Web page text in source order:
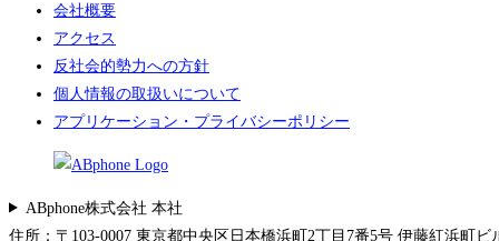
会社概要
アクセス
反社会的勢力への方針
個人情報の取扱いについて
アプリケーション・プライバシーポリシー
ABphone株式会社 本社
住所：〒103-0007 東京都中央区日本橋浜町2丁目7番5号 伊藤紅浜町